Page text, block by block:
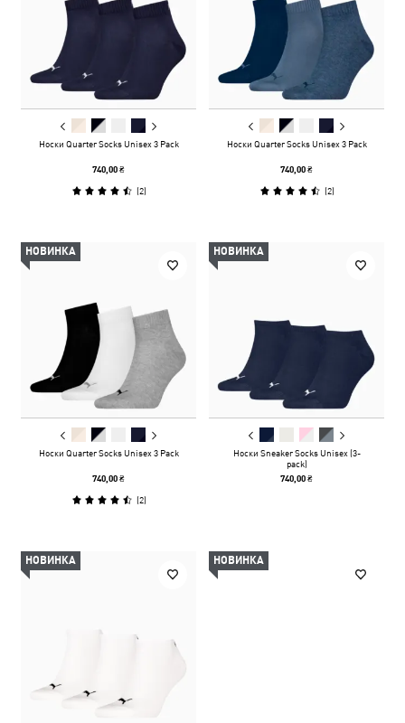
Носки Quarter Socks Unisex 3 Pack
740,00 ₴
(2)
Носки Quarter Socks Unisex 3 Pack
740,00 ₴
(2)
НОВИНКА
Носки Quarter Socks Unisex 3 Pack
740,00 ₴
(2)
НОВИНКА
Носки Sneaker Socks Unisex (3-
pack)
740,00 ₴
НОВИНКА НОВИНКА